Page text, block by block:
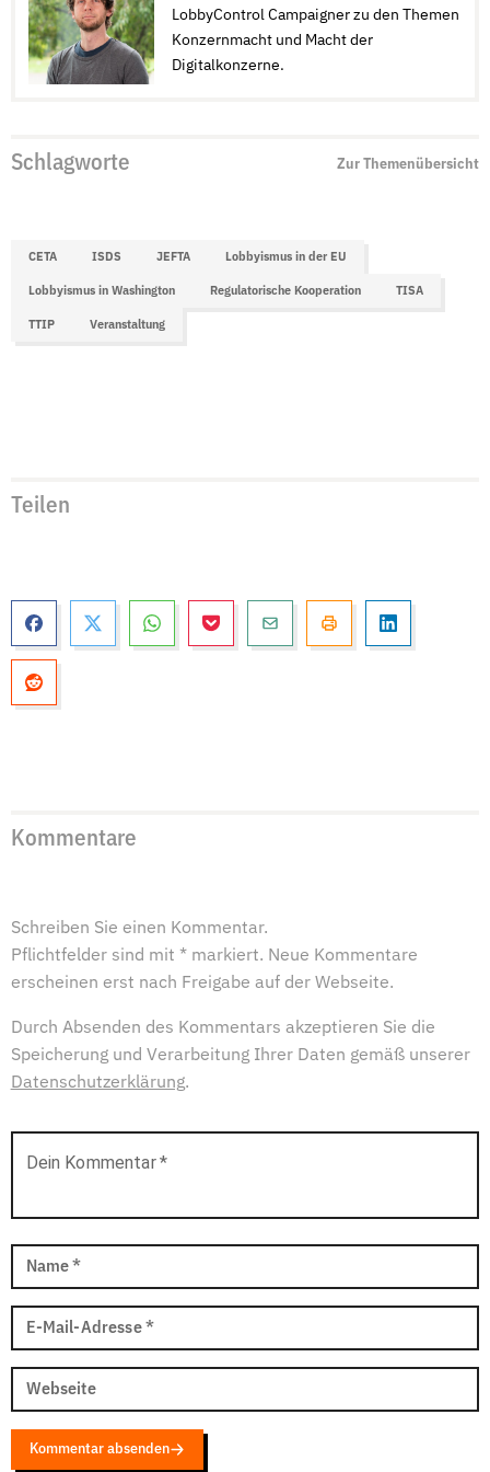
LobbyControl Campaigner zu den Themen
Konzernmacht und Macht der
Digitalkonzerne.
Schlagworte Zur Themenübersicht
CETA ISDS JEFTA Lobbyismus in der EU
Lobbyismus in Washington Regulatorische Kooperation TISA
TTIP Veranstaltung
Teilen
Kommentare
Schreiben Sie einen Kommentar.
Pflichtfelder sind mit * markiert. Neue Kommentare
erscheinen erst nach Freigabe auf der Webseite.
Durch Absenden des Kommentars akzeptieren Sie die
Speicherung und Verarbeitung Ihrer Daten gemäß unserer
Datenschutzerklärung.
Dein Kommentar*
Name *
E-Mail-Adresse *
Webseite
Kommentar absenden